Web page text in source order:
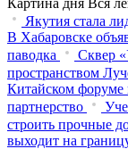
Якутия стала
В Хабаровске
паводка
Сквер
пространством
Китайском форуме
партнерство
строить прочные
выходит на